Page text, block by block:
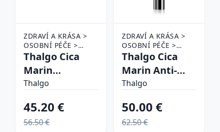
ZDRAVÍ A KRÁSA >
OSOBNÍ PÉČE >
KOSMETIKA > PÉČE
O PLEŤ
Thalgo Cica
Marin
Soothing
upokojujúci
krém pre
Thalgo
45.20 €
56.50 €
ZDRAVÍ A KRÁSA >
OSOBNÍ PÉČE >
KOSMETIKA > PÉČE
O PLEŤ
Thalgo Cica
Marin Anti-
Redness
Serum
upokojujúce
Thalgo
50.00 €
62.50 €